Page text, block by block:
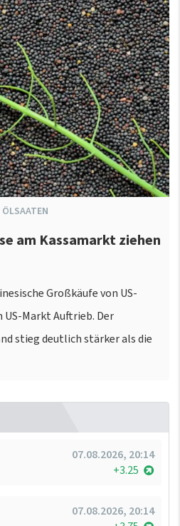
am Kassamarkt ziehen
Großkäufe von US-
Markt Auftrieb. Der
stieg deutlich stärker als die
07.08.2026, 20:14
+3.25
07.08.2026, 20:14